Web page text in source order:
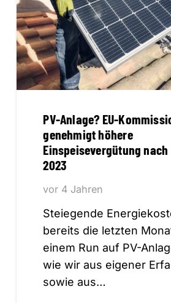
PV-Anlage? EU-
genehmigt höhere
Einspeisevergütung nach
2023
vor 4 Jahren
Steiegende
bereits die letzten
einem Run auf PV-
wie wir aus eigener
sowie aus…